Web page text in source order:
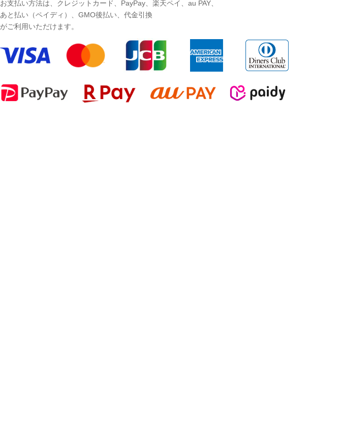
お支払い方法は、クレジットカード、PayPay、楽天ペイ、au PAY、
あと払い（ペイディ）、GMO後払い、代金引換
がご利用いただけます。